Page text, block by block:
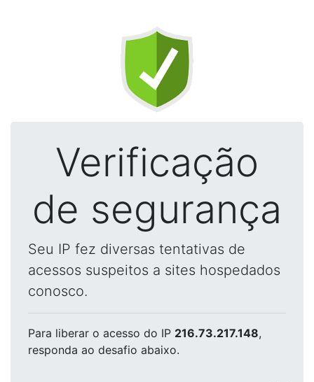
Verificação
de segurança
Seu IP fez diversas tentativas de
acessos suspeitos a sites hospedados
conosco.
Para liberar o acesso do IP 216.73.217.148,
responda ao desafio abaixo.